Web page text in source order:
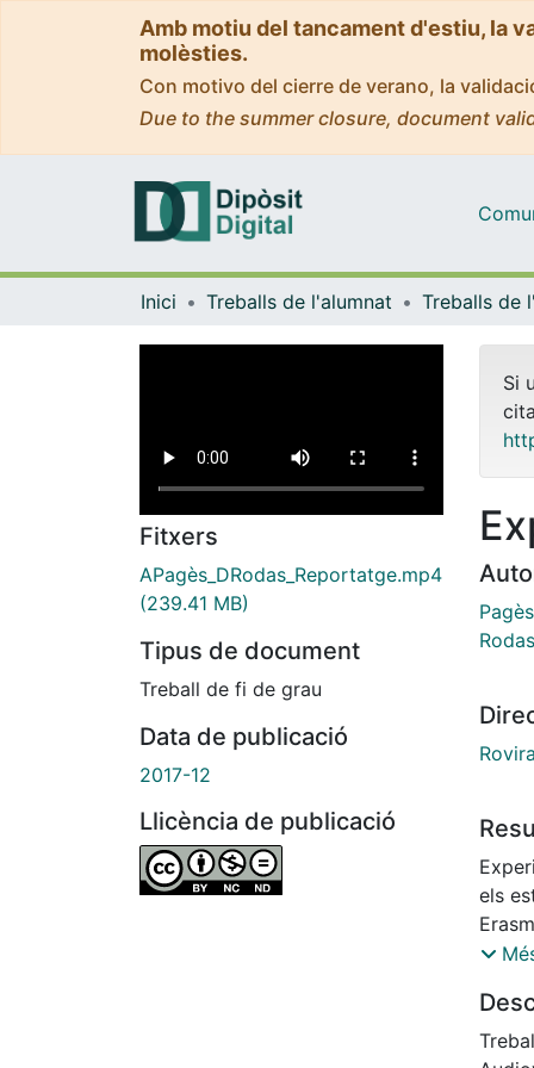
Amb motiu del tancament d'estiu, la
molèsties.
Con motivo del cierre de verano, la
Due to the summer closure, document
Inici Treballs de l'alumnat
Fitxers
APagès_DRodas_Reportatge.mp4
(239.41 MB)
Tipus de document
Treball de fi de grau
Data de publicació
2017-12
Llicència de publicació
Si
els